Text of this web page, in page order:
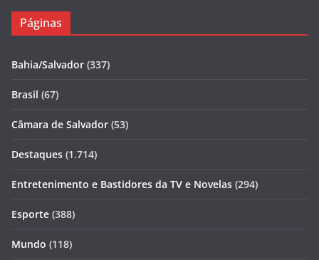
Páginas
Bahia/Salvador (337)
Brasil (67)
Câmara de Salvador (53)
Destaques (1.714)
Entretenimento e Bastidores da TV e Novelas (294)
Esporte (388)
Mundo (118)